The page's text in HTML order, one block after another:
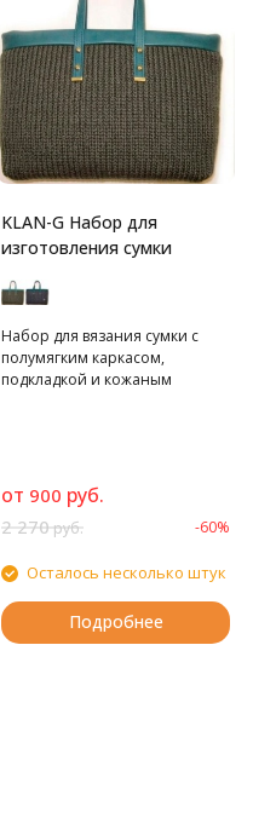
KLAN-G Набор для
изготовления сумки
Набор для вязания сумки с
полумягким каркасом,
подкладкой и кожаным
от 900 руб.
2 270руб. -60%
Осталось несколько штук
Подробнее